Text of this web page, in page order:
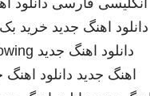
انگلیسی فارسی دانلود
دانلود اهنگ جدید خرید
دانلود اهنگ جدید
اهنگ جدید دانلود اهنگ